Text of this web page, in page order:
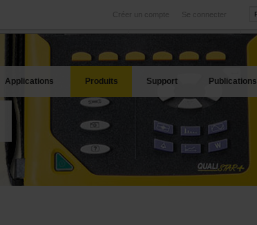
Se connecter
Créer un compte
International
Nos filiales à l'étranger
Nos meilleures offres
Applications Produits Support Publications